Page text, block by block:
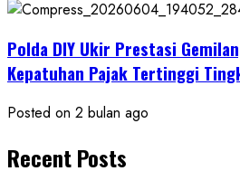
Polda DIY Ukir Prestasi
Kepatuhan Pajak Tertinggi
Posted on 2 bulan ago
Recent Posts